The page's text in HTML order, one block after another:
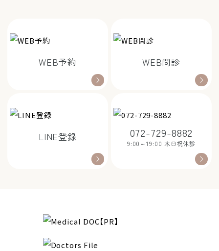
WEB予約 WEB問診
LINE登録 072-729-8882
9:00～19:00 木日祝休診